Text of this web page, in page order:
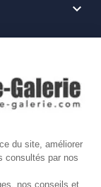
du site, améliorer
consultés par nos
nos conseils et

